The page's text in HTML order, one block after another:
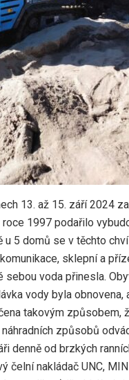
13. až 15. září 2024
1997 podařilo
u 5 domů se v těchto
sklepní a
sebou voda přinesla.
vody byla
takovým způsobem,
způsobů
denně od brzkých
čelní nakládač UNC,